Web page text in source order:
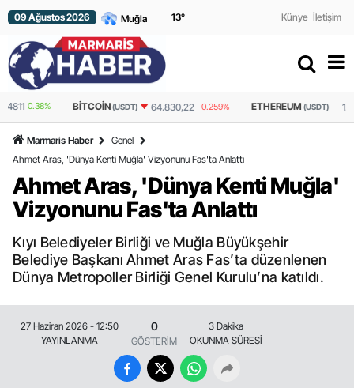
09 Ağustos 2026 13° Künye İletişim
BITCOIN(USDT) 64.830,22 -0.259% ETHEREUM (USDT) 1.915,19 -0.088%
Marmaris Haber
Genel
Ahmet Aras, 'Dünya Kenti Muğla' Vizyonunu Fas'ta Anlattı
Ahmet Aras, 'Dünya Kenti Muğla'
Vizyonunu Fas'ta Anlattı
Kıyı Belediyeler Birliği ve Muğla Büyükşehir
Belediye Başkanı Ahmet Aras Fas’ta düzenlenen
Dünya Metropoller Birliği Genel Kurulu’na katıldı.
27 Haziran 2026 - 12:50
YAYINLANMA
0
GÖSTERİM
3 Dakika
OKUNMA SÜRESİ